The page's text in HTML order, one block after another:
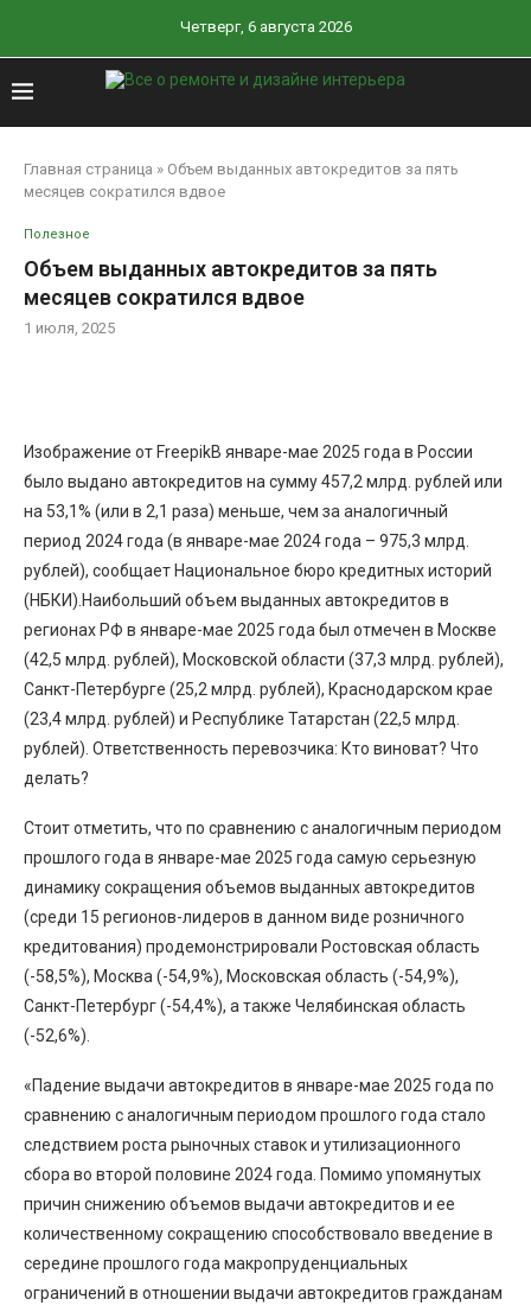
Четверг, 6 августа 2026
Главная страница » Объем выданных автокредитов за пять
месяцев сократился вдвое
Полезное
Объем выданных автокредитов за пять
месяцев сократился вдвое
1 июля, 2025
Изображение от FreepikВ январе-мае 2025 года в России
было выдано автокредитов на сумму 457,2 млрд. рублей или
на 53,1% (или в 2,1 раза) меньше, чем за аналогичный
период 2024 года (в январе-мае 2024 года – 975,3 млрд.
рублей), сообщает Национальное бюро кредитных историй
(НБКИ).Наибольший объем выданных автокредитов в
регионах РФ в январе-мае 2025 года был отмечен в Москве
(42,5 млрд. рублей), Московской области (37,3 млрд. рублей),
Санкт-Петербурге (25,2 млрд. рублей), Краснодарском крае
(23,4 млрд. рублей) и Республике Татарстан (22,5 млрд.
рублей). Ответственность перевозчика: Кто виноват? Что
делать?
Стоит отметить, что по сравнению с аналогичным периодом
прошлого года в январе-мае 2025 года самую серьезную
динамику сокращения объемов выданных автокредитов
(среди 15 регионов-лидеров в данном виде розничного
кредитования) продемонстрировали Ростовская область
(-58,5%), Москва (-54,9%), Московская область (-54,9%),
Санкт-Петербург (-54,4%), а также Челябинская область
(-52,6%).
«Падение выдачи автокредитов в январе-мае 2025 года по
сравнению с аналогичным периодом прошлого года стало
следствием роста рыночных ставок и утилизационного
сбора во второй половине 2024 года. Помимо упомянутых
причин снижению объемов выдачи автокредитов и ее
количественному сокращению способствовало введение в
середине прошлого года макропруденциальных
ограничений в отношении выдачи автокредитов гражданам